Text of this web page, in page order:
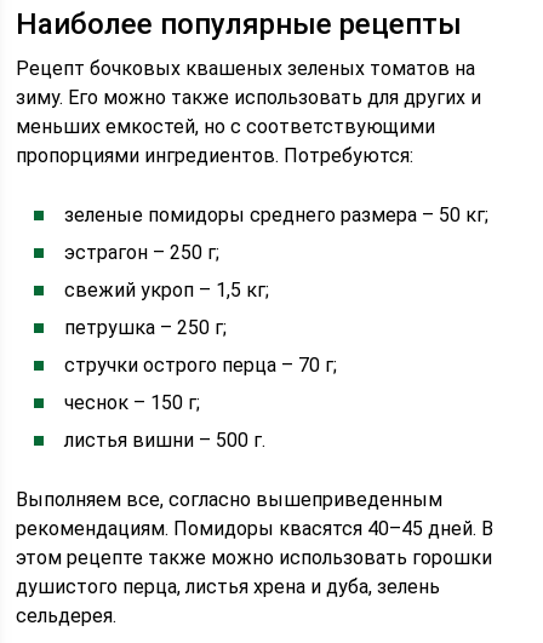
Наиболее популярные рецепты
Рецепт бочковых квашеных зеленых томатов на
зиму. Его можно также использовать для других и
меньших емкостей, но с соответствующими
пропорциями ингредиентов. Потребуются:
зеленые помидоры среднего размера – 50 кг;
эстрагон – 250 г;
свежий укроп – 1,5 кг;
петрушка – 250 г;
стручки острого перца – 70 г;
чеснок – 150 г;
листья вишни – 500 г.
Выполняем все, согласно вышеприведенным
рекомендациям. Помидоры квасятся 40–45 дней. В
этом рецепте также можно использовать горошки
душистого перца, листья хрена и дуба, зелень
сельдерея.